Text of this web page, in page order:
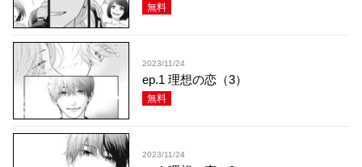
無料
2023/11/24
ep.1 理想の恋（3）
無料
2023/11/24